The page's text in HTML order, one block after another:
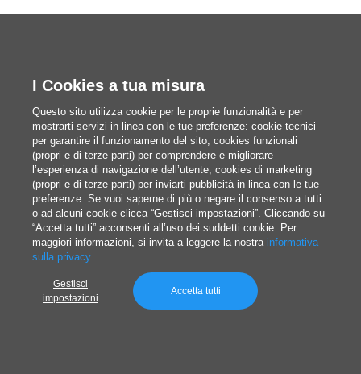
comuni e scegliere la soluzione più adatta
Redazione
Pubblicato il 7/3/2026
I Cookies a tua misura
Questo sito utilizza cookie per le proprie funzionalità e per
mostrarti servizi in linea con le tue preferenze: cookie tecnici
per garantire il funzionamento del sito, cookies funzionali
(propri e di terze parti) per comprendere e migliorare
l’esperienza di navigazione dell’utente, cookies di marketing
(propri e di terze parti) per inviarti pubblicità in linea con le tue
preferenze. Se vuoi saperne di più o negare il consenso a tutti
o ad alcuni cookie clicca “Gestisci impostazioni”. Cliccando su
“Accetta tutti” acconsenti all’uso dei suddetti cookie. Per
maggiori informazioni, si invita a leggere la nostra informativa
sulla privacy.
Gestisci
impostazioni
Accetta tutti